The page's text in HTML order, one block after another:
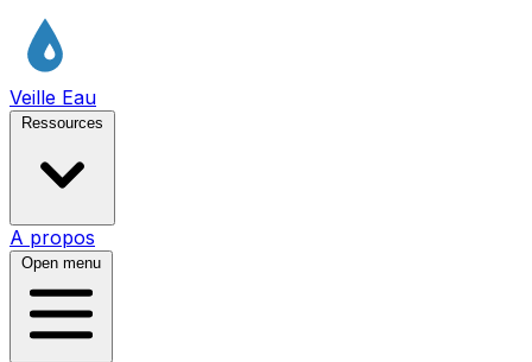
Veille Eau
Ressources
A propos
Open menu